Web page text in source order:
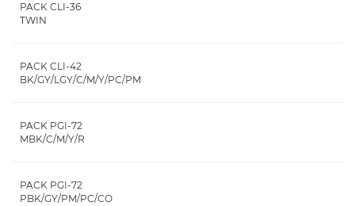
PACK CLI-36
TWIN
PACK CLI-42
BK/GY/LGY/C/M/Y/PC/PM
PACK PGI-72
MBK/C/M/Y/R
PACK PGI-72
PBK/GY/PM/PC/CO